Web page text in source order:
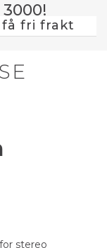
få fri frakt
stereo